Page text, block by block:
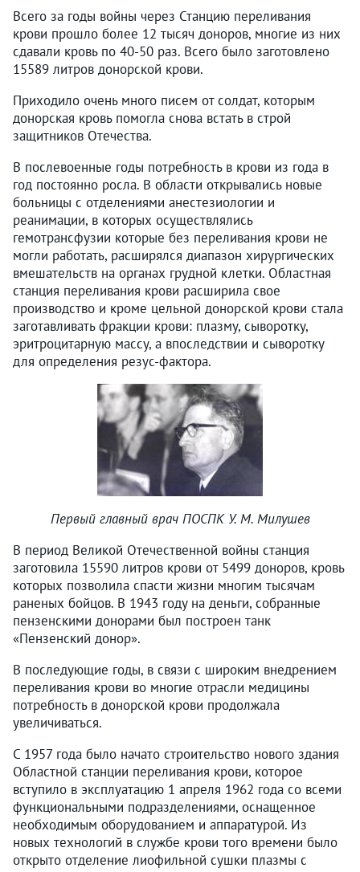
Всего за годы войны через Станцию переливания
крови прошло более 12 тысяч доноров, многие из них
сдавали кровь по 40-50 раз. Всего было заготовлено
15589 литров донорской крови.
Приходило очень много писем от солдат, которым
донорская кровь помогла снова встать в строй
защитников Отечества.
В послевоенные годы потребность в крови из года в
год постоянно росла. В области открывались новые
больницы с отделениями анестезиологии и
реанимации, в которых осуществлялись
гемотрансфузии которые без переливания крови не
могли работать, расширялся диапазон хирургических
вмешательств на органах грудной клетки. Областная
станция переливания крови расширила свое
производство и кроме цельной донорской крови стала
заготавливать фракции крови: плазму, сыворотку,
эритроцитарную массу, а впоследствии и сыворотку
для определения резус-фактора.
Первый главный врач ПОСПК У. М. Милушев
В период Великой Отечественной войны станция
заготовила 15590 литров крови от 5499 доноров, кровь
которых позволила спасти жизни многим тысячам
раненых бойцов. В 1943 году на деньги, собранные
пензенскими донорами был построен танк
«Пензенский донор».
В последующие годы, в связи с широким внедрением
переливания крови во многие отрасли медицины
потребность в донорской крови продолжала
увеличиваться.
С 1957 года было начато строительство нового здания
Областной станции переливания крови, которое
вступило в эксплуатацию 1 апреля 1962 года со всеми
функциональными подразделениями, оснащенное
необходимым оборудованием и аппаратурой. Из
новых технологий в службе крови того времени было
открыто отделение лиофильной сушки плазмы с